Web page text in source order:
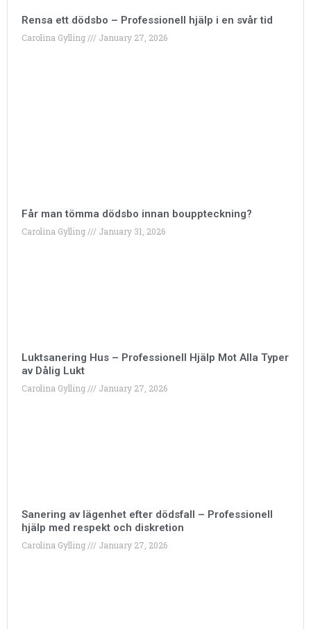
Rensa ett dödsbo – Professionell hjälp i en svår tid
Carolina Gylling January 27, 2026
Får man tömma dödsbo innan bouppteckning?
Carolina Gylling January 31, 2026
Luktsanering Hus – Professionell Hjälp Mot Alla Typer
av Dålig Lukt
Carolina Gylling January 27, 2026
Sanering av lägenhet efter dödsfall – Professionell
hjälp med respekt och diskretion
Carolina Gylling January 27, 2026